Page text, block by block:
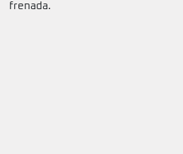
frenada.